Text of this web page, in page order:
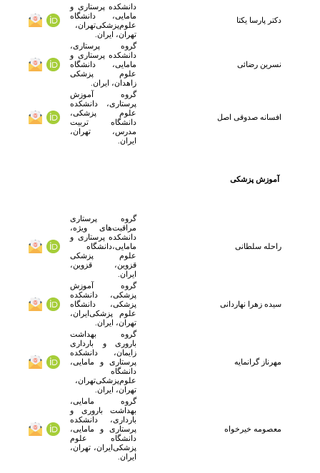
دکتر پارسا یکتا
دانشکده پرستاری و
مامایی، دانشگاه
علوم‌پزشکی‌تهران،
تهران، ایران.
نسرین رضائی
گروه پرستاری،
دانشکده پرستاری و
مامایی، دانشگاه
علوم پزشکی
زاهدان، ایران.
افسانه صدوقی اصل
گروه آموزش
پرستاری، دانشکده
علوم پزشکی،
دانشگاه تربیت
مدرس، تهران،
ایران.
آموزش پزشکی
راحله سلطانی
گروه پرستاری
مراقبت‌های ویژه،
دانشکده پرستاری و
مامایی،دانشگاه
علوم پزشکی
قزوین، قزوین،
ایران.
سیده زهرا نهاردانی
گروه آموزش
پزشکی، دانشکده
پزشکی، دانشگاه
علوم پزشکی‌ایران،
تهران، ایران.
مهرناز گرانمایه
گروه بهداشت
باروری و بارداری
زایمان، دانشکده
پرستاری و مامایی،
دانشگاه
علوم‌پزشکی‌تهران،
تهران، ایران.
معصومه خیرخواه
گروه مامایی،
بهداشت باروری و
بارداری، دانشکده
پرستاری و مامایی،
دانشگاه علوم
پزشکی‌ایران، تهران،
ایران.